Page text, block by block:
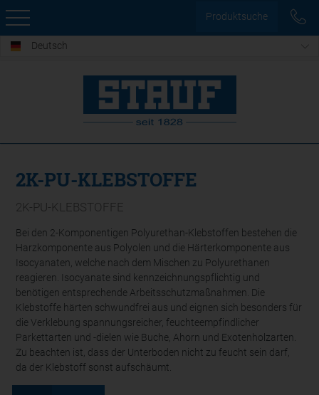
Produktsuche
Deutsch
2K-PU-KLEBSTOFFE
2K-PU-KLEBSTOFFE
Bei den 2-Komponentigen Polyurethan-Klebstoffen bestehen die
Harzkomponente aus Polyolen und die Härterkomponente aus
Isocyanaten, welche nach dem Mischen zu Polyurethanen
reagieren. Isocyanate sind kennzeichnungspflichtig und
benötigen entsprechende Arbeitsschutzmaßnahmen. Die
Klebstoffe härten schwundfrei aus und eignen sich besonders für
die Verklebung spannungsreicher, feuchteempfindlicher
Parkettarten und -dielen wie Buche, Ahorn und Exotenholzarten.
Zu beachten ist, dass der Unterboden nicht zu feucht sein darf,
da der Klebstoff sonst aufschäumt.